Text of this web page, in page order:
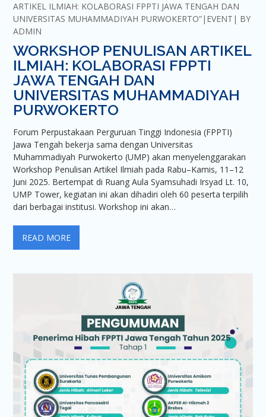
ARTIKEL ILMIAH: KOLABORASI FPPTI JAWA TENGAH DAN
UNIVERSITAS MUHAMMADIYAH PURWOKERTO” EVENT
BY
ADMIN
WORKSHOP PENULISAN ARTIKEL
ILMIAH: KOLABORASI FPPTI
JAWA TENGAH DAN
UNIVERSITAS MUHAMMADIYAH
PURWOKERTO
Forum Perpustakaan Perguruan Tinggi Indonesia (FPPTI)
Jawa Tengah bekerja sama dengan Universitas
Muhammadiyah Purwokerto (UMP) akan menyelenggarakan
Workshop Penulisan Artikel Ilmiah pada Rabu–Kamis, 11–12
Juni 2025. Bertempat di Ruang Aula Syamsuhadi Irsyad Lt. 10,
UMP Tower, kegiatan ini akan dihadiri oleh 60 peserta terpilih
dari berbagai institusi. Workshop ini akan…
READ MORE